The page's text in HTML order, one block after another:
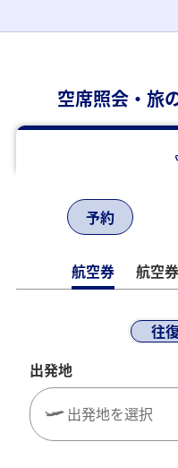
空席照会・旅
予約
航空券 航空
往
出発地
出発地を選択